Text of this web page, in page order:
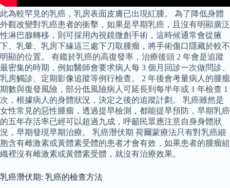
此為較罕見的乳癌，乳房表面皮膚已出現紅腫。 為了降低身體
外觀改變對乳癌患者的衝擊，如果是早期乳癌，且沒有明顯廣泛
性淋巴腺轉移，則可採用內視鏡微創手術，這時候通常會從腋
下、乳暈、乳房下緣這三處下刀取腫瘤，將手術傷口隱藏於較不
明顯的位置。 有鑑於乳癌的高復發率，治療後頭 2 年會是追蹤
最密集的時期，例如醫師會要求病人每 3 個月回診一次做問診、
乳房觸診、定期影像追蹤等例行檢查。 2 年後會考量病人的腫瘤
期數與復發風險，部分低風險病人可延長到每半年或 1 年檢查 1
次，根據病人的身體狀況，決定之後的追蹤計劃。 乳癌雖然是
女性常見的惡性腫瘤，透過提早檢測，都能提早預防，早期乳癌
的五年存活率已經可以超過九成，呼籲民眾應注意自身身體狀
況，早期發現早期治療。 乳癌潛伏期 荷爾蒙療法只有對乳癌細
胞含有雌激素或黃體素受體的患者才會有效，如果患者的腫瘤組
織裡沒有雌激素或黃體素受體，就沒有治療效果。
乳癌潛伏期: 乳癌的檢查方法